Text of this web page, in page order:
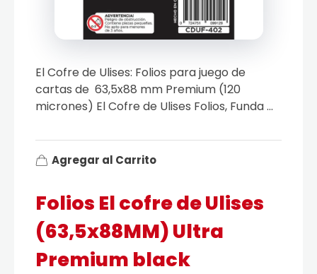
Folios El cofre de Ulises
(63,5x88MM) Ultra
Premium black
El Cofre de Ulises: Folios para juego de
cartas de 63,5x88 mm Premium (120
micrones) El Cofre de Ulises Folios, Funda ...
Agregar al Carrito